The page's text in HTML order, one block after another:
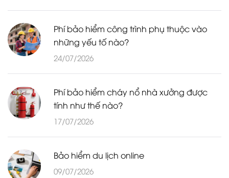
Phí bảo hiểm công trình phụ thuộc vào
những yếu tố nào?
24/07/2026
Phí bảo hiểm cháy nổ nhà xưởng được
tính như thế nào?
17/07/2026
Bảo hiểm du lịch online
09/07/2026